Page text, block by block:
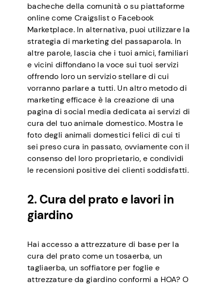
bacheche della comunità o su piattaforme
online come Craigslist o Facebook
Marketplace. In alternativa, puoi utilizzare la
strategia di marketing del passaparola. In
altre parole, lascia che i tuoi amici, familiari
e vicini diffondano la voce sui tuoi servizi
offrendo loro un servizio stellare di cui
vorranno parlare a tutti. Un altro metodo di
marketing efficace è la creazione di una
pagina di social media dedicata ai servizi di
cura del tuo animale domestico. Mostra le
foto degli animali domestici felici di cui ti
sei preso cura in passato, ovviamente con il
consenso del loro proprietario, e condividi
le recensioni positive dei clienti soddisfatti.
2. Cura del prato e lavori in
giardino
Hai accesso a attrezzature di base per la
cura del prato come un tosaerba, un
tagliaerba, un soffiatore per foglie e
attrezzature da giardino conformi a HOA? O